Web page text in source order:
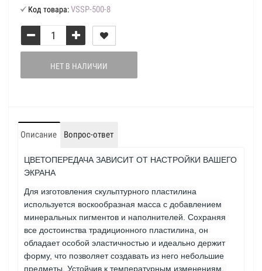
Код товара:VSSP-500-8
НЕТ В НАЛИЧИИ
Описание Вопрос-ответ
ЦВЕТОПЕРЕДАЧА ЗАВИСИТ ОТ НАСТРОЙКИ ВАШЕГО
ЭКРАНА
Для изготовления скульптурного пластилина
используется воскообразная масса с добавлением
минеральных пигментов и наполнителей. Сохраняя
все достоинства традиционного пластилина, он
обладает особой эластичностью и идеально держит
форму, что позволяет создавать из него небольшие
предметы. Устойчив к температурным изменениям.